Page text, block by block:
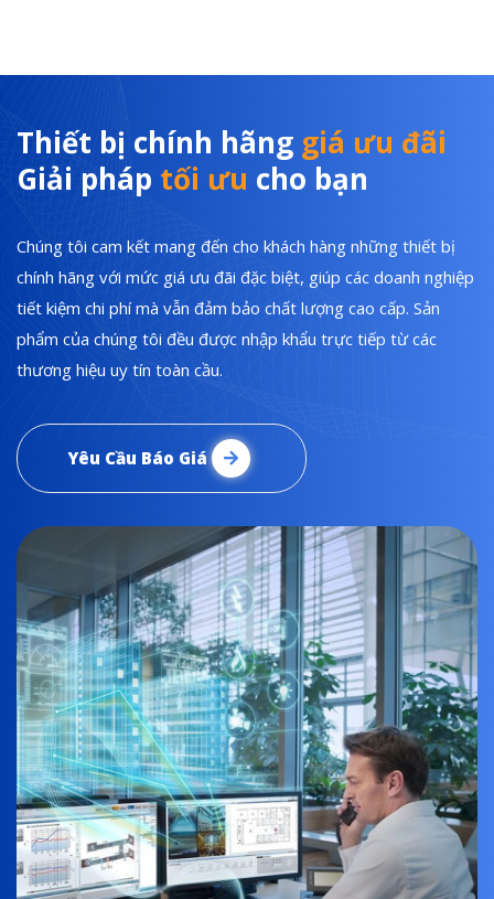
Thiết bị chính hãng giá ưu đãi
Giải pháp tối ưu cho bạn
Chúng tôi cam kết mang đến cho khách hàng những thiết bị
chính hãng với mức giá ưu đãi đặc biệt, giúp các doanh nghiệp
tiết kiệm chi phí mà vẫn đảm bảo chất lượng cao cấp. Sản
phẩm của chúng tôi đều được nhập khẩu trực tiếp từ các
thương hiệu uy tín toàn cầu.
Yêu Cầu Báo Giá